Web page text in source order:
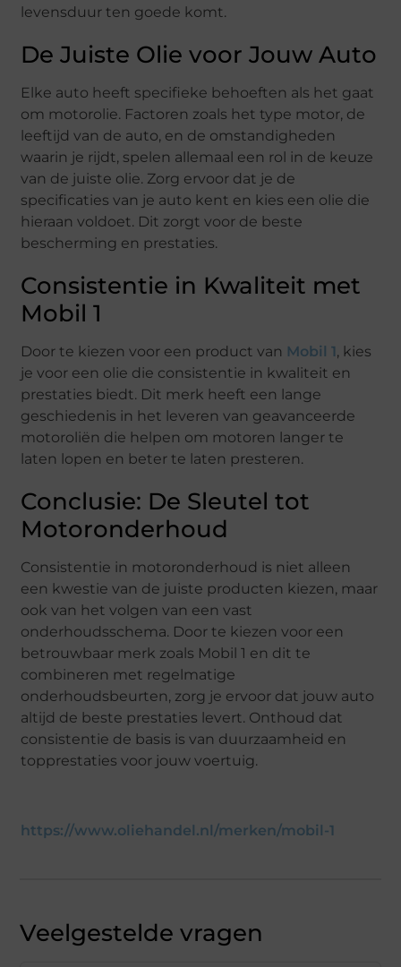
levensduur ten goede komt.
De Juiste Olie voor Jouw Auto
Elke auto heeft specifieke behoeften als het gaat
om motorolie. Factoren zoals het type motor, de
leeftijd van de auto, en de omstandigheden
waarin je rijdt, spelen allemaal een rol in de keuze
van de juiste olie. Zorg ervoor dat je de
specificaties van je auto kent en kies een olie die
hieraan voldoet. Dit zorgt voor de beste
bescherming en prestaties.
Consistentie in Kwaliteit met
Mobil 1
Door te kiezen voor een product van Mobil 1, kies
je voor een olie die consistentie in kwaliteit en
prestaties biedt. Dit merk heeft een lange
geschiedenis in het leveren van geavanceerde
motoroliën die helpen om motoren langer te
laten lopen en beter te laten presteren.
Conclusie: De Sleutel tot
Motoronderhoud
Consistentie in motoronderhoud is niet alleen
een kwestie van de juiste producten kiezen, maar
ook van het volgen van een vast
onderhoudsschema. Door te kiezen voor een
betrouwbaar merk zoals Mobil 1 en dit te
combineren met regelmatige
onderhoudsbeurten, zorg je ervoor dat jouw auto
altijd de beste prestaties levert. Onthoud dat
consistentie de basis is van duurzaamheid en
topprestaties voor jouw voertuig.
https://www.oliehandel.nl/merken/mobil-1
Veelgestelde vragen